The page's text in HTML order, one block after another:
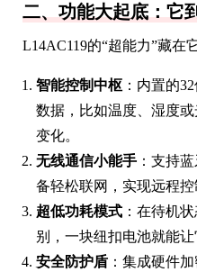
二、功能大起底：它
L14AC119的“超能力”藏在
智能控制中枢 ：内置的
数据，比如温度、湿度
变化。
无线通信小能手 ：支持
备轻松联网，实现远程控
超低功耗模式 ：在待机
别，一块纽扣电池就能让
安全防护盾 ：集成硬件